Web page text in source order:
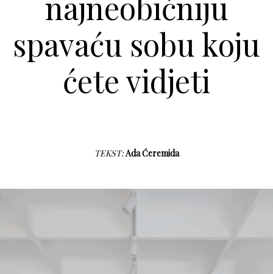
spavaću sobu koju
ćete vidjeti
TEKST:Ada Ćeremida